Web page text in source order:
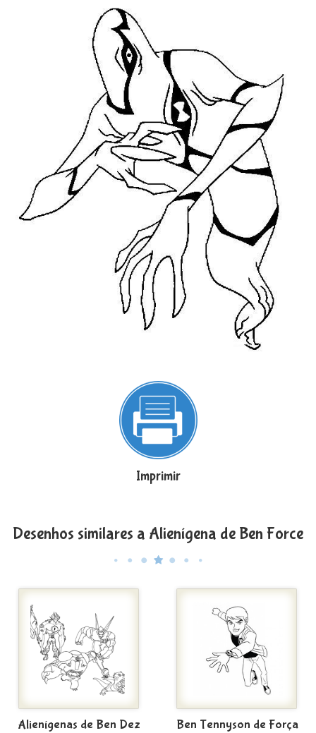
Imprimir
Desenhos similares a Alienígena de Ben Force
Alienígenas de Ben Dez
Ben Tennyson de Força